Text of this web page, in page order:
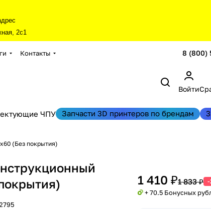
2с1
Контакты 8 (800)
Войти
ЧПУ Запчасти 3D принтеров по брендам
(Без покрытия)
1 410 ₽1 833 ₽ -
+ 70.5 Бонусных